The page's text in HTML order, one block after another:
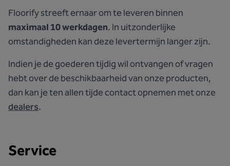
Floorify streeft ernaar om te leveren binnen
maximaal 10 werkdagen. In uitzonderlijke
omstandigheden kan deze levertermijn langer zijn.
Indien je de goederen tijdig wil ontvangen of vragen
hebt over de beschikbaarheid van onze producten,
dan kan je ten allen tijde contact opnemen met onze
dealers.
Service